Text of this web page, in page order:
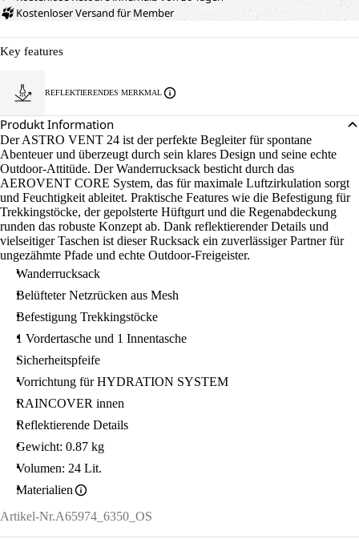
Kostenloser Versand für Member
Key features
REFLEKTIERENDES MERKMAL
Produkt Information
Der ASTRO VENT 24 ist der perfekte Begleiter für spontane
Abenteuer und überzeugt durch sein klares Design und seine echte
Outdoor-Attitüde. Der Wanderrucksack besticht durch das
AEROVENT CORE System, das für maximale Luftzirkulation sorgt
und Feuchtigkeit ableitet. Praktische Features wie die Befestigung für
Trekkingstöcke, der gepolsterte Hüftgurt und die Regenabdeckung
runden das robuste Konzept ab. Dank reflektierender Details und
vielseitiger Taschen ist dieser Rucksack ein zuverlässiger Partner für
ungezähmte Pfade und echte Outdoor-Freigeister.
Wanderrucksack
Belüfteter Netzrücken aus Mesh
Befestigung Trekkingstöcke
1 Vordertasche und 1 Innentasche
Sicherheitspfeife
Vorrichtung für HYDRATION SYSTEM
RAINCOVER innen
Reflektierende Details
Gewicht: 0.87 kg
Volumen: 24 Lit.
Materialien
Artikel-Nr.A65974_6350_OS